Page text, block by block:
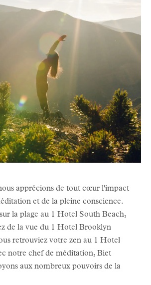
apprécions de tout cœur l'impact
et de la pleine conscience.
la plage au 1 Hotel South Beach,
de la vue du 1 Hotel Brooklyn
retrouviez votre zen au 1 Hotel
notre chef de méditation, Biet
aux nombreux pouvoirs de la